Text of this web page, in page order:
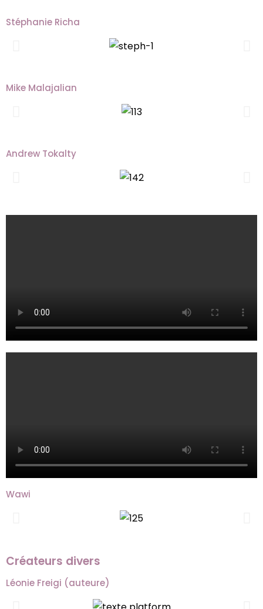
Stéphanie Richa
Mike Malajalian
Andrew Tokalty
Wawi
Créateurs divers
Léonie Freigi (auteure)